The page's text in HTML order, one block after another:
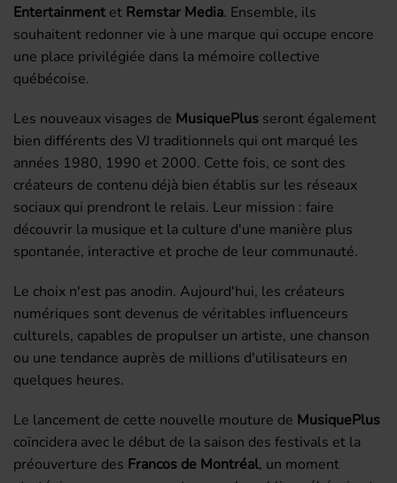
Entertainment et Remstar Media. Ensemble, ils
souhaitent redonner vie à une marque qui occupe encore
une place privilégiée dans la mémoire collective
québécoise.
Les nouveaux visages de MusiquePlus seront également
bien différents des VJ traditionnels qui ont marqué les
années 1980, 1990 et 2000. Cette fois, ce sont des
créateurs de contenu déjà bien établis sur les réseaux
sociaux qui prendront le relais. Leur mission : faire
découvrir la musique et la culture d'une manière plus
spontanée, interactive et proche de leur communauté.
Le choix n'est pas anodin. Aujourd'hui, les créateurs
numériques sont devenus de véritables influenceurs
culturels, capables de propulser un artiste, une chanson
ou une tendance auprès de millions d'utilisateurs en
quelques heures.
Le lancement de cette nouvelle mouture de MusiquePlus
coïncidera avec le début de la saison des festivals et la
préouverture des Francos de Montréal, un moment